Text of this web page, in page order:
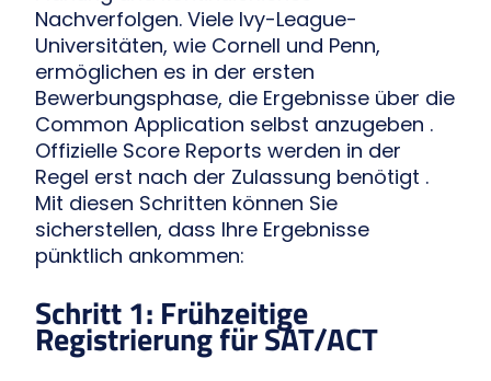
Nachverfolgen. Viele Ivy-League-
Universitäten, wie Cornell und Penn,
ermöglichen es in der ersten
Bewerbungsphase, die Ergebnisse über die
Common Application selbst anzugeben .
Offizielle Score Reports werden in der
Regel erst nach der Zulassung benötigt .
Mit diesen Schritten können Sie
sicherstellen, dass Ihre Ergebnisse
pünktlich ankommen:
Schritt 1: Frühzeitige
Registrierung für SAT/ACT